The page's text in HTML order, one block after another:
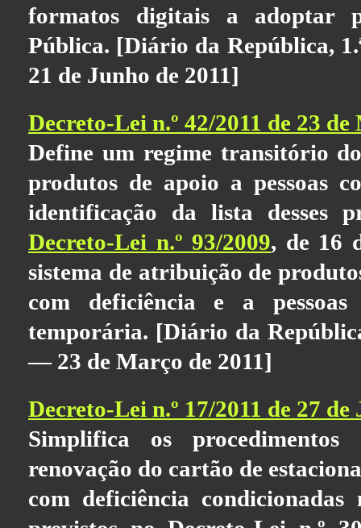
formatos digitais a adoptar
Pública. [Diário da República,
21 de Junho de 2011]
Decreto-Lei n.º 42/2011 de 23
Define um regime transitório
produtos de apoio a pessoas
identificação da lista desses
Decreto-Lei n.º 93/2009, de 16
sistema de atribuição de
com deficiência e a pessoas
temporária. [Diário da
— 23 de Março de 2011]
Decreto-Lei n.º 17/2011 de 27 de
Simplifica os
renovação do cartão de
com deficiência condicionadas